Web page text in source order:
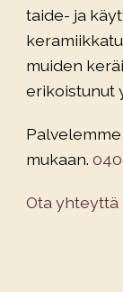
taide- ja
muiden
erikoistunut
mukaan.
Ota yhteyttä